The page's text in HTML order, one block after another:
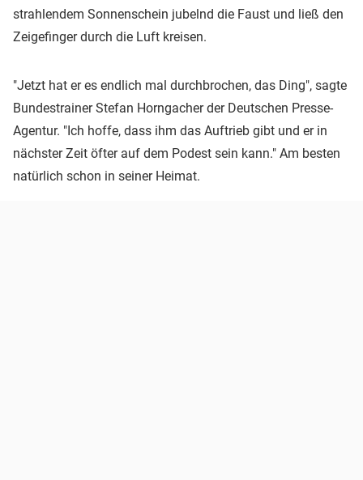
strahlendem Sonnenschein jubelnd die Faust und ließ den
Zeigefinger durch die Luft kreisen.
"Jetzt hat er es endlich mal durchbrochen, das Ding", sagte
Bundestrainer Stefan Horngacher der Deutschen Presse-
Agentur. "Ich hoffe, dass ihm das Auftrieb gibt und er in
nächster Zeit öfter auf dem Podest sein kann." Am besten
natürlich schon in seiner Heimat.